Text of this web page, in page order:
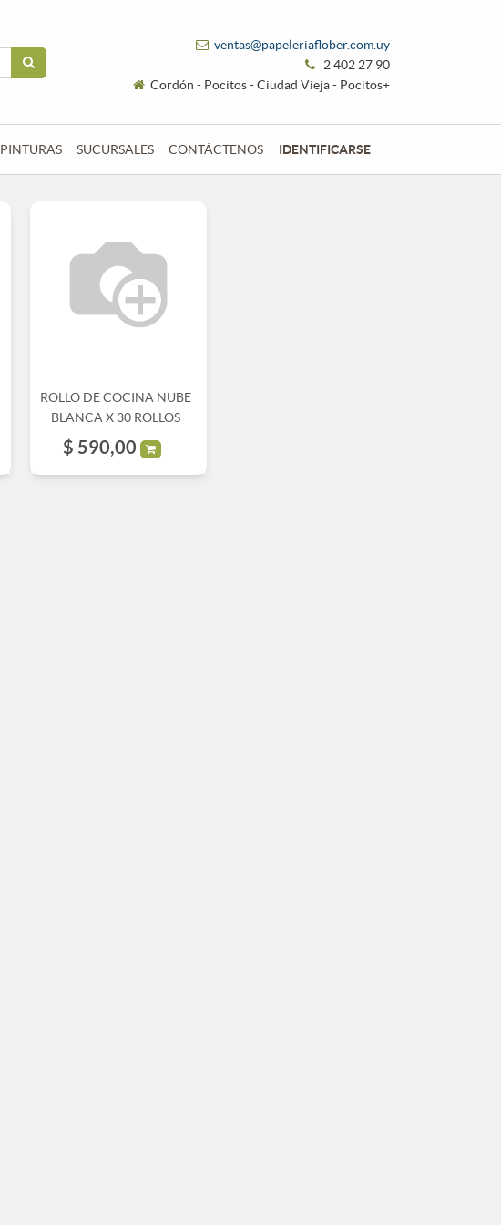
ventas@papeleriaflober.com.uy
2 402 27 90
Cordón - Pocitos - Ciudad Vieja - Pocitos+
PINTURAS SUCURSALES CONTÁCTENOS IDENTIFICARSE
ROLLO DE COCINA NUBE
BLANCA X 30 ROLLOS
$ 590,00